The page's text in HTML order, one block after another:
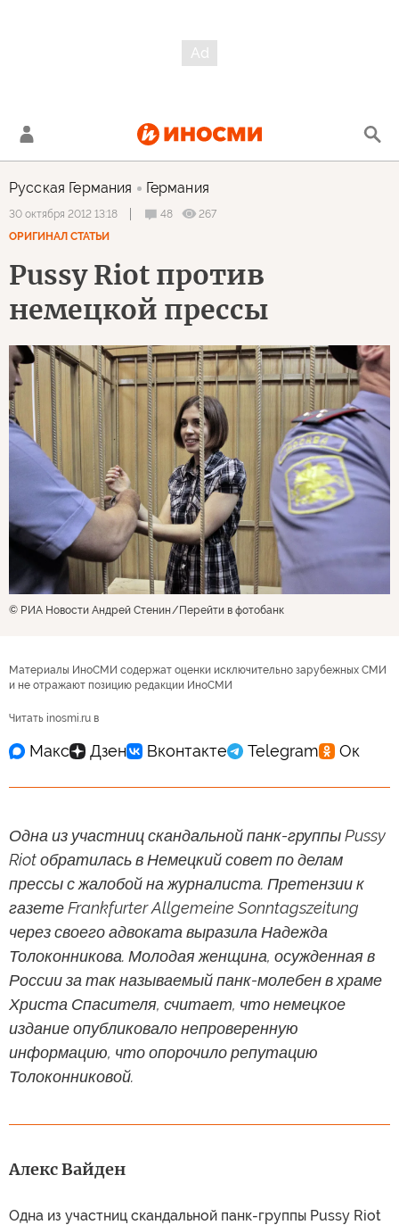
Русская Германия Германия
30 октября 2012 13:18 48
267
ОРИГИНАЛ СТАТЬИ
Pussy Riot против
немецкой прессы
© РИА Новости Андрей Стенин Перейти в фотобанк
Материалы ИноСМИ содержат оценки исключительно зарубежных СМИ
и не отражают позицию редакции ИноСМИ
Читать inosmi.ru в
Одна из участниц скандальной панк-группы Pussy
Riot обратилась в Немецкий совет по делам
прессы с жалобой на журналиста. Претензии к
газете Frankfurter Allgemeine Sonntagszeitung
через своего адвоката выразила Надежда
Толоконникова. Молодая женщина, осужденная в
России за так называемый панк-молебен в храме
Христа Спасителя, считает, что немецкое
издание опубликовало непроверенную
информацию, что опорочило репутацию
Толоконниковой.
Алекс Вайден
Одна из участниц скандальной панк-группы Pussy Riot